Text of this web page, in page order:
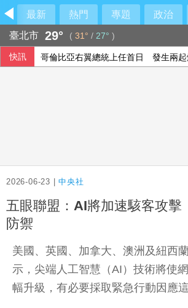
最新 熱門 專題 政治
臺北市 29° ( 31° / 27° )
快訊 哥倫比亞右翼總統上任首日 發生兩起
2026-06-23 |中央社
五眼聯盟：AI將加速駭客攻
防禦
美國、英國、加拿大、澳洲及紐西
示，尖端人工智慧（AI）技術將使
幅升級，有必要採取緊急行動因應這